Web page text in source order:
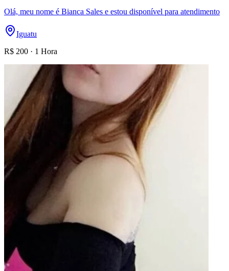
Olá, meu nome é Bianca Sales e estou disponível para atendimento
Iguatu
R$ 200 · 1 Hora